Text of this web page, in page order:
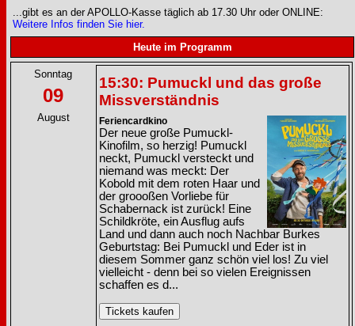
...gibt es an der APOLLO-Kasse täglich ab 17.30 Uhr oder ONLINE:
Weitere Infos finden Sie hier.
Heute im Programm
Sonntag
09
August
15:30: Pumuckl und das große
Missverständnis
Feriencardkino
Der neue große Pumuckl-
Kinofilm, so herzig! Pumuckl
neckt, Pumuckl versteckt und
niemand was meckt: Der
Kobold mit dem roten Haar und
der groooßen Vorliebe für
Schabernack ist zurück! Eine
Schildkröte, ein Ausflug aufs
Land und dann auch noch Nachbar Burkes
Geburtstag: Bei Pumuckl und Eder ist in
diesem Sommer ganz schön viel los! Zu viel
vielleicht - denn bei so vielen Ereignissen
schaffen es d...